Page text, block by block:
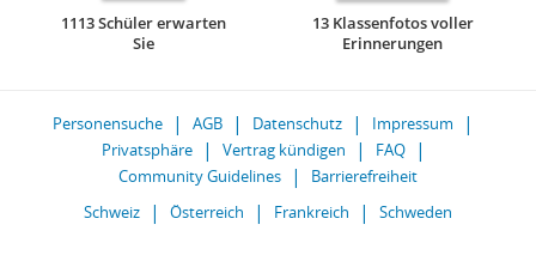
1113 Schüler erwarten
Sie
13 Klassenfotos voller
Erinnerungen
Personensuche AGB Datenschutz
Impressum
Privatsphäre
Vertrag kündigen
FAQ
Community Guidelines
Barrierefreiheit
Schweiz
Österreich Frankreich Schweden